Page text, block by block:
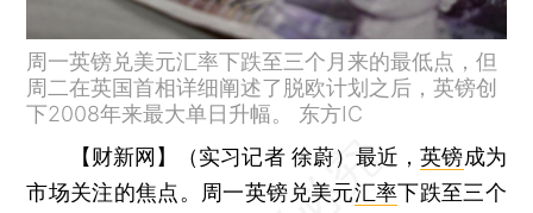
周一英镑兑美元汇率下跌至三个月来的最低点，但
周二在英国首相详细阐述了脱欧计划之后，英镑创
下2008年来最大单日升幅。 东方IC
【财新网】（实习记者 徐蔚）最近，英镑成为
市场关注的焦点。周一英镑兑美元汇率下跌至三个